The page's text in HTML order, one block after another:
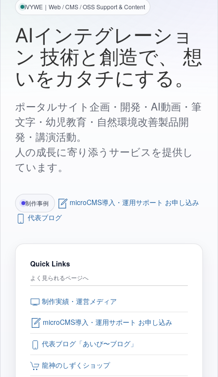
IVYWE｜Web / CMS / OSS Support & Content
AIインテグレーショ
ン 技術と創造で、 想
いをカタチにする。
ポータルサイト企画・開発・AI動画・筆
文字・幼児教育・自然環境改善製品開
発・講演活動。
人の成長に寄り添うサービスを提供し
ています。
制作事例
microCMS導入・運用サポート お申し込み
代表ブログ
Quick Links
よく見られるページへ
制作実績・運営メディア
microCMS導入・運用サポート お申し込み
代表ブログ「あいび〜ブログ」
龍神のしずくショップ